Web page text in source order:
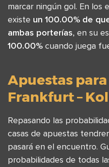
marcar ningún gol. En los
existe un 100.00% de
ambas porterías, en su
100.00% cuando juega
Apuestas
Frankfurt –
Repasando las
casas de apuestas
pasará en el encuentro.
probabilidades de todas